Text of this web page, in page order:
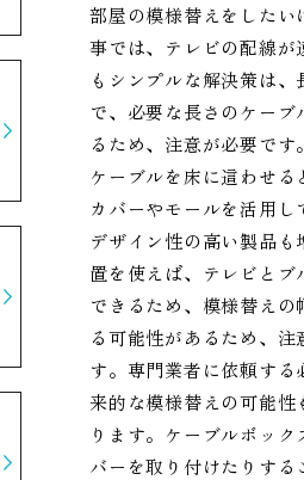
部屋の模様替えをした
事では、テレビの配線
もシンプルな解決策は
で、必要な長さのケー
るため、注意が必要で
ケーブルを床に這わせ
カバーやモールを活用
デザイン性の高い製品
置を使えば、テレビと
できるため、模様替え
る可能性があるため、
す。専門業者に依頼す
来的な模様替えの可能
ります。ケーブルボッ
バーを取り付けたりす